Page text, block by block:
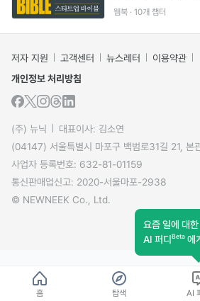
웹북 · 10개 챕터
저자 지원 고객센터 뉴스레터
이용약관
개인정보 처리방침
(주) 뉴닉
대표이사: 김소연
(04147) 서울특별시 마포구 백범로31길 21, 본
사업자 등록번호: 632-81-01159
통신판매업신고: 2020-서울마포-2938
© NEWNEEK Co., Ltd.
홈 탐색
요즘 일에 대
AI 퍼디Beta 에
AI